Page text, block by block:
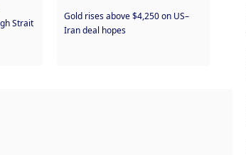
Strait
Gold rises above $4,250 on US–
Iran deal hopes